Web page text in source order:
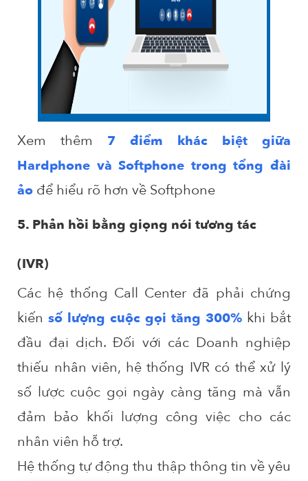
Xem thêm 7 điểm khác biệt giữa
Hardphone và Softphone trong tổng đài
ảo để hiểu rõ hơn về Softphone
5. Phản hồi bằng giọng nói tương tác
(IVR)
Các hệ thống Call Center đã phải chứng
kiến số lượng cuộc gọi tăng 300% khi bắt
đầu đại dịch. Đối với các Doanh nghiệp
thiếu nhân viên, hệ thống IVR có thể xử lý
số lược cuộc gọi ngày càng tăng mà vẫn
đảm bảo khối lượng công việc cho các
nhân viên hỗ trợ.
Hệ thống tự động thu thập thông tin về yêu